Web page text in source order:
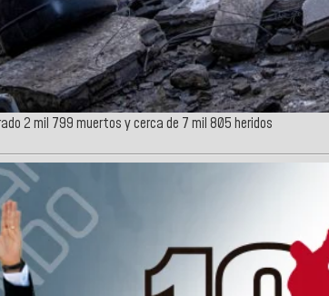
2 mil 799 muertos y cerca de 7 mil 805 heridos